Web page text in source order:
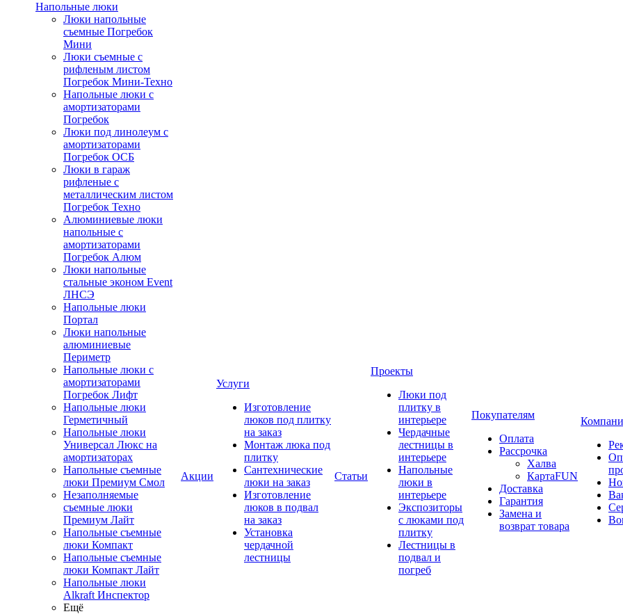
Напольные люки
Люки напольные
съемные Погребок
Мини
Люки съемные с
рифленым листом
Погребок Мини-Техно
Напольные люки с
амортизаторами
Погребок
Люки под линолеум с
амортизаторами
Погребок ОСБ
Люки в гараж
рифленые с
металлическим листом
Погребок Техно
Алюминиевые люки
напольные с
амортизаторами
Погребок Алюм
Люки напольные
стальные эконом Event
ЛНСЭ
Напольные люки
Портал
Люки напольные
алюминиевые
Периметр
Напольные люки с
амортизаторами
Погребок Лифт
Напольные люки
Герметичный
Напольные люки
Универсал Люкс на
амортизаторах
Напольные съемные
люки Премиум Смол
Незаполняемые
съемные люки
Премиум Лайт
Напольные съемные
люки Компакт
Напольные съемные
люки Компакт Лайт
Напольные люки
Alkraft Инспектор
Ещё
Акции
Услуги
Изготовление
люков под плитку
на заказ
Монтаж люка под
плитку
Сантехнические
люки на заказ
Изготовление
люков в подвал
на заказ
Установка
чердачной
лестницы
Статьи
Проекты
Люки под
плитку в
интерьере
Чердачные
лестницы в
интерьере
Напольные
люки в
интерьере
Экспозиторы
с люками под
плитку
Лестницы в
подвал и
погреб
Покупателям
Оплата
Рассрочка
Халва
КартаFUN
Доставка
Гарантия
Замена и
возврат товара